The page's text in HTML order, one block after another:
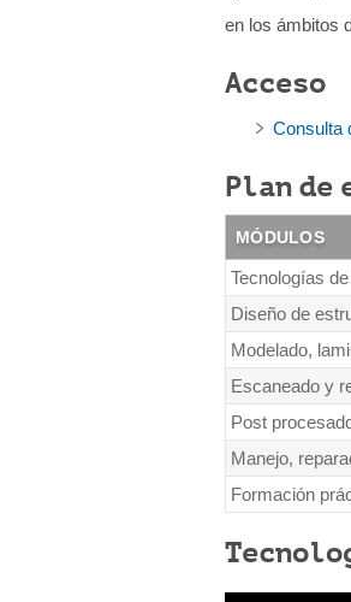
en los ámbitos
Acceso
Consulta
Plan de
MÓDULOS
Tecnologías
Diseño de
Modelado,
Escaneado y
Post
Manejo,
Formación